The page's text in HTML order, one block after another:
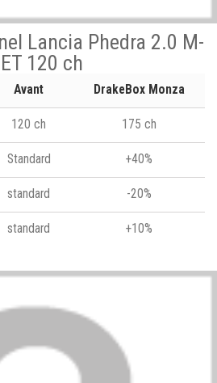
Lancia Phedra 2.0 M-
120 ch
Avant DrakeBox Monza
120 ch 175 ch
Standard +40%
standard -20%
standard +10%